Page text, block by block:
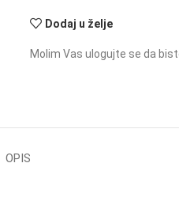
Dodaj u želje
Molim Vas ulogujte se da
OPIS